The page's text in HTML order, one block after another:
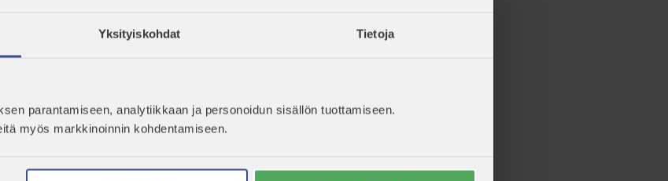
Yksityiskohdat Tietoja
parantamiseen, analytiikkaan ja personoidun sisällön tuottamiseen.
myös markkinoinnin kohdentamiseen.
etenee